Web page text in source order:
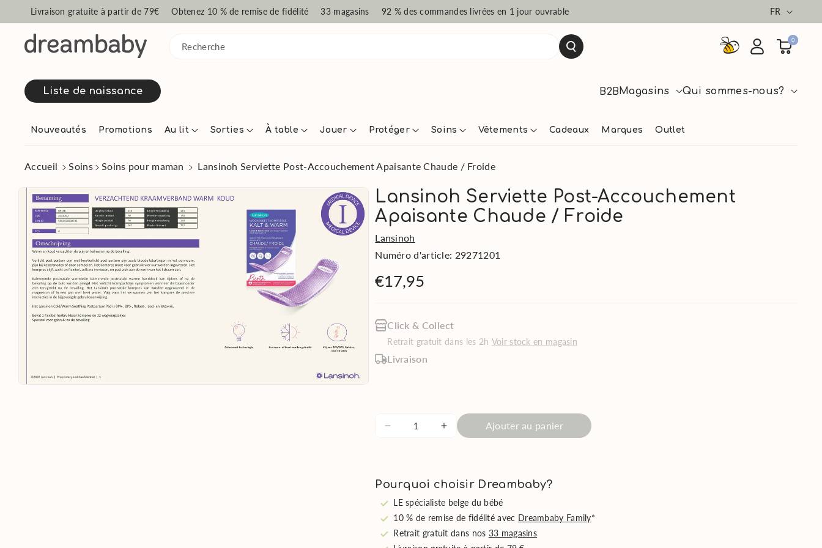
passer au c
Livraison gratuite à partir de 79€ Obtenez 10 % de remise de fidélité 33 magasins 92 % des commandes livrées en 1 jour ouvrable Langue
FR
Recherche
0
Liste de naissance B2B Magasins Qui sommes-nous?
Nouveautés Promotions Au lit Sorties À table Jouer Protéger Soins Vêtements Cadeaux Marques Outlet
Accueil Soins Soins pour maman
Lansinoh Serviette Post-Accouchement Apaisante Chaude / Froide
informations
produits
Lansinoh Serviette Post-Accouchement
Apaisante Chaude / Froide
Lansinoh
Numéro d'article: 29271201
€17,95
Click & Collect
Retrait gratuit dans les 2h Voir stock en magasin
Livraison
Réduire
Lansinoh
Serviette
Post-
Accouchement
Apaisante
Augmenter
Lansinoh
Serviette
Post-
Accouchement
Apaisante
Ajouter au panier
Pourquoi choisir Dreambaby?
LE spécialiste belge du bébé
10 % de remise de fidélité avec Dreambaby Family*
Retrait gratuit dans nos 33 magasins